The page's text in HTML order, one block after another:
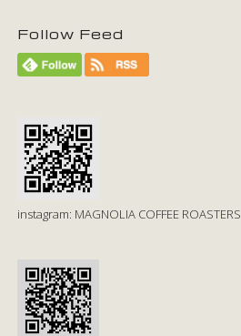
Follow Feed
instagram: MAGNOLIA COFFEE ROASTERS